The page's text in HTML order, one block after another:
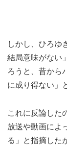
しかし、ひろゆ
結局意味がない
ろうと、昔から
に成り得ない」
これに反論した
放送や動画によ
る」と指摘した